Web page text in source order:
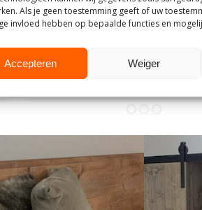
Als je geen toestemming geeft of uw
invloed hebben op bepaalde functies en
Accepteren Weiger
Mevrouw F
Goede communicatie, snelle
service.